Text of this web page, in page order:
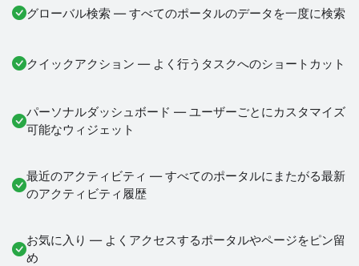
グローバル検索 — すべてのポータルのデータを一度に検索
クイックアクション — よく行うタスクへのショートカット
パーソナルダッシュボード — ユーザーごとにカスタマイズ
可能なウィジェット
最近のアクティビティ — すべてのポータルにまたがる最新
のアクティビティ履歴
お気に入り — よくアクセスするポータルやページをピン留
め